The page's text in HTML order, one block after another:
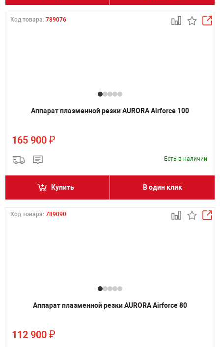
Код товара: 789076
Аппарат плазменной резки AURORA Airforce 100
165 900 ₽
Есть в наличии
Купить В один клик
Код товара: 789090
Аппарат плазменной резки AURORA Airforce 80
112 900 ₽